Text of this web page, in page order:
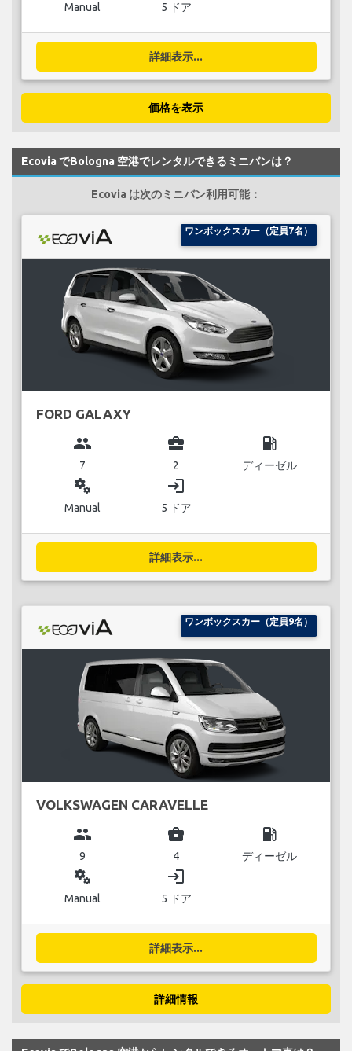
Manual 5 ドア
詳細表示...
価格を表示
Ecovia でBologna 空港でレンタルできるミニバンは？
Ecovia は次のミニバン利用可能：
ワンボックスカー（定員7名）
FORD GALAXY
group
7
business_center
2
local_gas_station
ディーゼル
miscellaneous_services
Manual
login
5 ドア
詳細表示...
ワンボックスカー（定員9名）
VOLKSWAGEN CARAVELLE
group
9
business_center
4
local_gas_station
ディーゼル
miscellaneous_services
Manual
login
5 ドア
詳細表示...
詳細情報